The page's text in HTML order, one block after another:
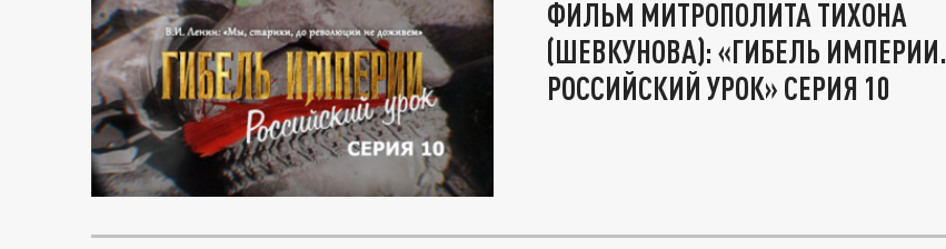
ФИЛЬМ МИТРОПОЛИТА ТИХОНА
(ШЕВКУНОВА): «ГИБЕЛЬ ИМПЕРИИ.
РОССИЙСКИЙ УРОК» СЕРИЯ 10